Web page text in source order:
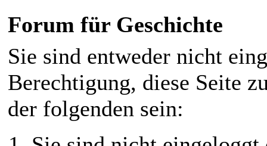
Forum für Geschichte
Sie sind entweder nicht
Berechtigung, diese Seite
der folgenden sein: